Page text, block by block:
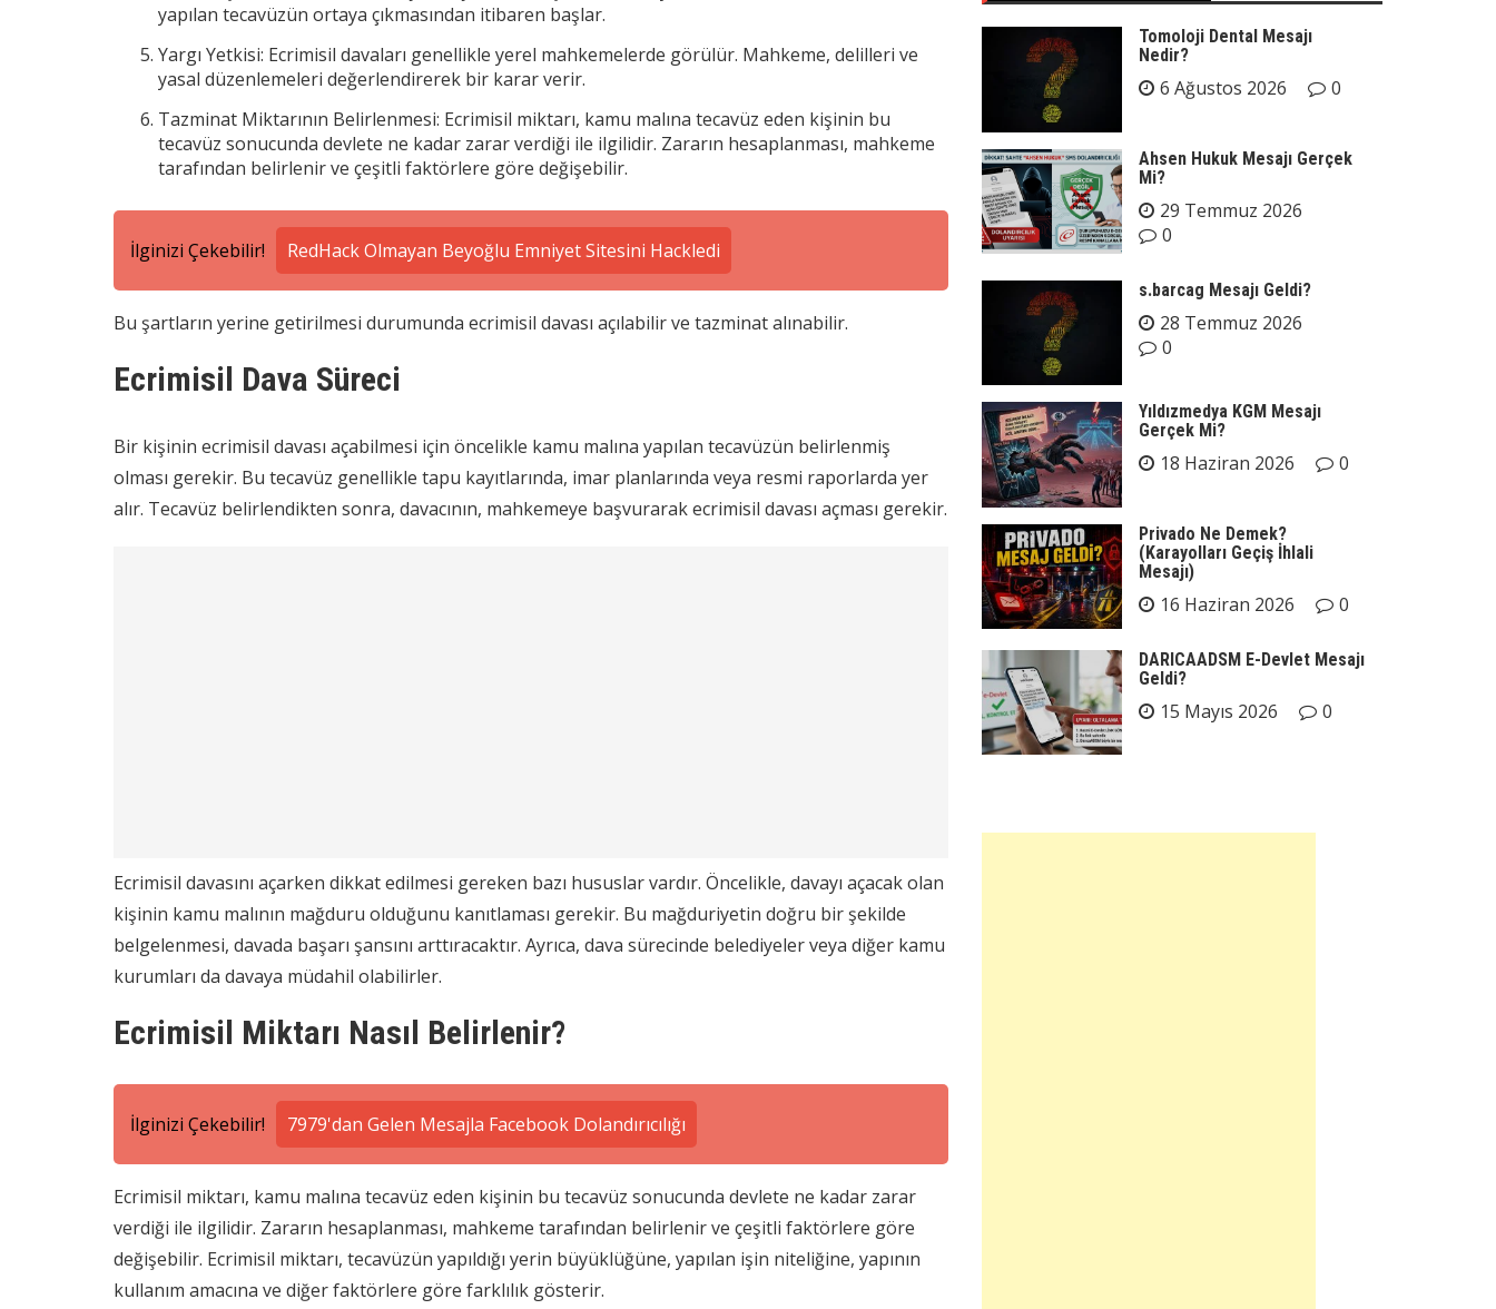
yapılan tecavüzün ortaya çıkmasından itibaren başlar.
Yargı Yetkisi: Ecrimisil davaları genellikle yerel mahkemelerde görülür. Mahkeme, delilleri ve
yasal düzenlemeleri değerlendirerek bir karar verir.
Tazminat Miktarının Belirlenmesi: Ecrimisil miktarı, kamu malına tecavüz eden kişinin bu
tecavüz sonucunda devlete ne kadar zarar verdiği ile ilgilidir. Zararın hesaplanması, mahkeme
tarafından belirlenir ve çeşitli faktörlere göre değişebilir.
İlginizi Çekebilir! RedHack Olmayan Beyoğlu Emniyet Sitesini Hackledi
Bu şartların yerine getirilmesi durumunda ecrimisil davası açılabilir ve tazminat alınabilir.
Ecrimisil Dava Süreci
Bir kişinin ecrimisil davası açabilmesi için öncelikle kamu malına yapılan tecavüzün belirlenmiş
olması gerekir. Bu tecavüz genellikle tapu kayıtlarında, imar planlarında veya resmi raporlarda yer
alır. Tecavüz belirlendikten sonra, davacının, mahkemeye başvurarak ecrimisil davası açması gerekir.
Ecrimisil davasını açarken dikkat edilmesi gereken bazı hususlar vardır. Öncelikle, davayı açacak olan
kişinin kamu malının mağduru olduğunu kanıtlaması gerekir. Bu mağduriyetin doğru bir şekilde
belgelenmesi, davada başarı şansını arttıracaktır. Ayrıca, dava sürecinde belediyeler veya diğer kamu
kurumları da davaya müdahil olabilirler.
Ecrimisil Miktarı Nasıl Belirlenir?
İlginizi Çekebilir! 7979'dan Gelen Mesajla Facebook Dolandırıcılığı
Ecrimisil miktarı, kamu malına tecavüz eden kişinin bu tecavüz sonucunda devlete ne kadar zarar
verdiği ile ilgilidir. Zararın hesaplanması, mahkeme tarafından belirlenir ve çeşitli faktörlere göre
değişebilir. Ecrimisil miktarı, tecavüzün yapıldığı yerin büyüklüğüne, yapılan işin niteliğine, yapının
kullanım amacına ve diğer faktörlere göre farklılık gösterir.
Tomoloji Dental Mesajı
Nedir?
6 Ağustos 2026 0
Ahsen Hukuk Mesajı Gerçek
Mi?
29 Temmuz 2026
0
s.barcag Mesajı Geldi?
28 Temmuz 2026
0
Yıldızmedya KGM Mesajı
Gerçek Mi?
18 Haziran 2026 0
Privado Ne Demek?
(Karayolları Geçiş İhlali
Mesajı)
16 Haziran 2026 0
DARICAADSM E-Devlet Mesajı
Geldi?
15 Mayıs 2026 0